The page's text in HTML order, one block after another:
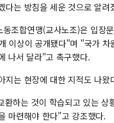
다는 방침을 세운 것으로 알려
조합연맹(교사노조)은 입장
이상이 공개됐다"며 "국가 차
나서 달라"고 촉구했다.
지는 현장에 대한 지적도 나왔
하는 것이 학습되고 있는 상
마련해야 한다"고 강조했다.